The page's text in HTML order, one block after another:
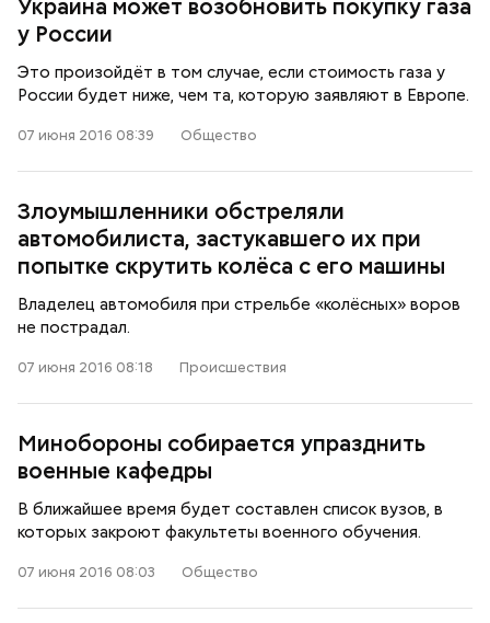
Украина может возобновить покупку газа
у России
Это произойдёт в том случае, если стоимость газа у
России будет ниже, чем та, которую заявляют в Европе.
07 июня 2016 08:39 Общество
Злоумышленники обстреляли
автомобилиста, застукавшего их при
попытке скрутить колёса с его машины
Владелец автомобиля при стрельбе «колёсных» воров
не пострадал.
07 июня 2016 08:18 Происшествия
Минобороны собирается упразднить
военные кафедры
В ближайшее время будет составлен список вузов, в
которых закроют факультеты военного обучения.
07 июня 2016 08:03 Общество